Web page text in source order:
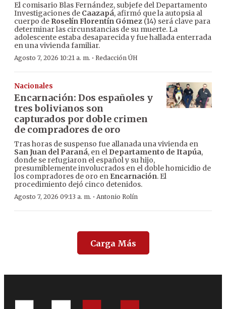
El comisario Blas Fernández, subjefe del Departamento
Investigaciones de Caazapá, afirmó que la autopsia al
cuerpo de Roselín Florentín Gómez (14) será clave para
determinar las circunstancias de su muerte. La
adolescente estaba desaparecida y fue hallada enterrada
en una vivienda familiar.
Agosto 7, 2026 10:21 a. m. · Redacción ÚH
Nacionales
Encarnación: Dos españoles y
tres bolivianos son
capturados por doble crimen
de compradores de oro
Tras horas de suspenso fue allanada una vivienda en
San Juan del Paraná, en el Departamento de Itapúa,
donde se refugiaron el español y su hijo,
presumiblemente involucrados en el doble homicidio de
los compradores de oro en Encarnación. El
procedimiento dejó cinco detenidos.
Agosto 7, 2026 09:13 a. m. · Antonio Rolín
Carga Más